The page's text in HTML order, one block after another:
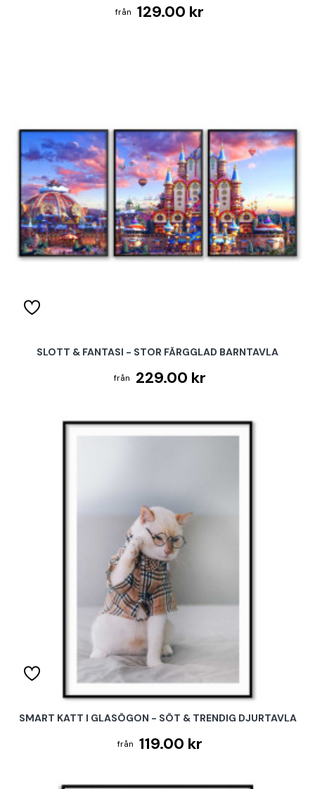
129.00 kr
SLOTT & FANTASI - STOR FÄRGGLAD BARNTAVLA
229.00 kr
SMART KATT I GLASÖGON - SÖT & TRENDIG DJURTAVLA
119.00 kr